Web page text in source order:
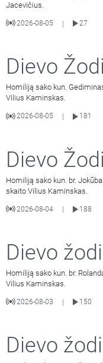
Jacevičius.
2026-08-05 |
27
Dievo
Homiliją sako kun.
Vilius Kaminskas.
2026-08-05
181
Dievo
Homiliją sako kun. br.
skaito Vilius Kaminskas.
2026-08-04
188
Dievo
Homiliją sako kun. br.
Vilius Kaminskas.
2026-08-03 |
150
Dievo